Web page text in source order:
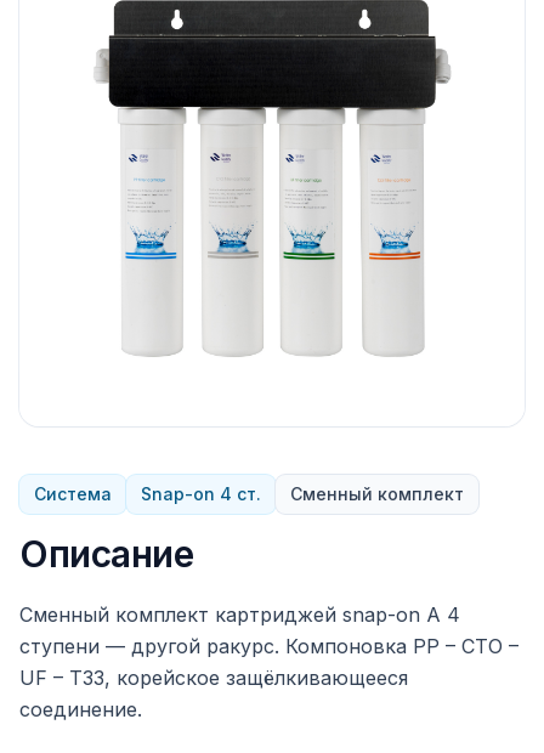
Система Snap-on 4 ст. Сменный комплект
Описание
Сменный комплект картриджей snap-on A 4
ступени — другой ракурс. Компоновка PP – CTO –
UF – T33, корейское защёлкивающееся
соединение.